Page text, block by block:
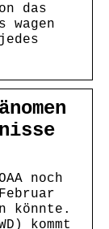
das
wagen
noch
könnte.
kommt